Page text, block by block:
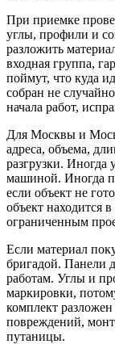
При приемке
углы, профили и
разложить
входная группа,
поймут, что куда
собран не
начала работ,
Для Москвы и
адреса, объема,
разгрузки. Иногда
машиной. Иногда
если объект не
объект находится
ограниченным
Если материал
бригадой. Панели
работам. Углы и
маркировки,
комплект
повреждений,
путаницы.